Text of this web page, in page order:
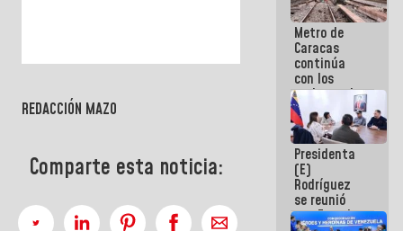
REDACCIÓN MAZO
Comparte esta noticia:
Metro de
Caracas
continúa
con los
trabajos de
mantenimiento
e inspección
en la Línea 2
Presidenta
(E)
Rodríguez
se reunió
con Estado